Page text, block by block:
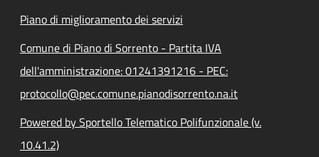
Piano di miglioramento dei servizi
Comune di Piano di Sorrento - Partita IVA
dell'amministrazione: 01241391216 - PEC:
protocollo@pec.comune.pianodisorrento.na.it
Powered by Sportello Telematico Polifunzionale (v.
10.41.2)